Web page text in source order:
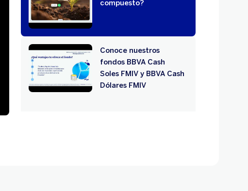
compuesto?
Conoce nuestros
fondos BBVA Cash
Soles FMIV y BBVA Cash
Dólares FMIV